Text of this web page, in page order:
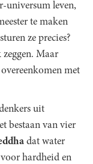
universum leven,
te maken
ze precies?
Maar
met
uit
bestaan van vier
dat water
hardheid en